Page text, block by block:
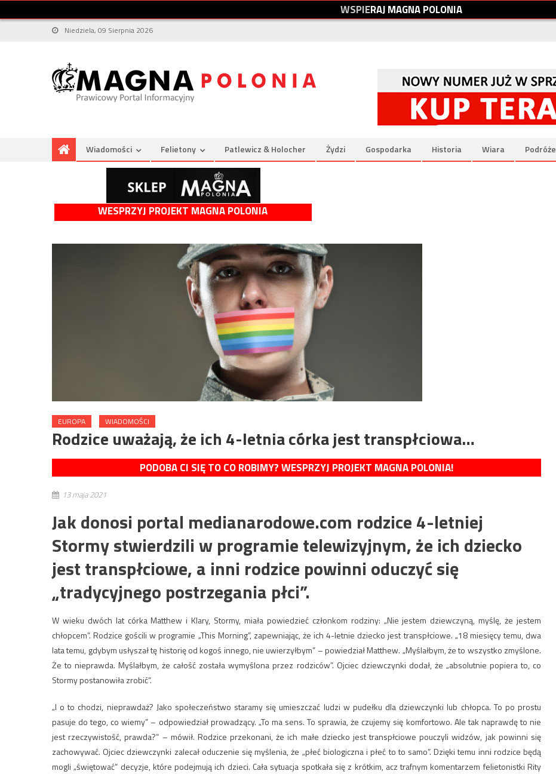
WSPIERAJMAGNAPOLONIA
Niedziela, 09 Sierpnia 2026
Wiadomości Felietony Patlewicz & Holocher Żydzi Gospodarka Historia Wiara Podróże
WESPRZYJ PROJEKT MAGNA POLONIA
EUROPA WIADOMOŚCI
Rodzice uważają, że ich 4-letnia córka jest transpłciowa…
PODOBA CI SIĘ TO CO ROBIMY? WESPRZYJ PROJEKT MAGNA POLONIA!
13 maja 2021
Jak donosi portal medianarodowe.com rodzice 4-letniej
Stormy stwierdzili w programie telewizyjnym, że ich dziecko
jest transpłciowe, a inni rodzice powinni oduczyć się
„tradycyjnego postrzegania płci”.
W wieku dwóch lat córka Matthew i Klary, Stormy, miała powiedzieć członkom rodziny: „Nie jestem dziewczyną, myślę, że jestem
chłopcem”. Rodzice gościli w programie „This Morning”, zapewniając, że ich 4-letnie dziecko jest transpłciowe. „18 miesięcy temu, dwa
lata temu, gdybym usłyszał tę historię od kogoś innego, nie uwierzyłbym” – powiedział Matthew. „Myślałbym, że to wszystko zmyślone.
Że to nieprawda. Myślałbym, że całość została wymyślona przez rodziców”. Ojciec dziewczynki dodał, że „absolutnie popiera to, co
Stormy postanowiła zrobić”.
„I o to chodzi, nieprawdaż? Jako społeczeństwo staramy się umieszczać ludzi w pudełku dla dziewczynki lub chłopca. To po prostu
pasuje do tego, co wiemy” – odpowiedział prowadzący. „To ma sens. To sprawia, że ​​czujemy się komfortowo. Ale tak naprawdę to nie
jest rzeczywistość, prawda?” – mówił. Rodzice przekonani, że ich małe dziecko jest transpłciowe pouczyli widzów, jak powinni się
zachowywać. Ojciec dziewczynki zalecał oduczenie się myślenia, że „płeć biologiczna i płeć to to samo”. Dzięki temu inni rodzice będą
mogli „świętować” decyzje, które podejmują ich dzieci. Cała sytuacja spotkała się z krótkim, acz trafnym komentarzem felietonistki Rity